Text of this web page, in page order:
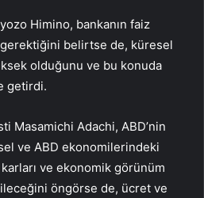
Himino, bankanın faiz
gerektiğini belirtse de, küresel
olduğunu ve bu konuda
getirdi.
Masamichi Adachi, ABD’nin
ve ABD ekonomilerindeki
ve ekonomik görünüm
öngörse de, ücret ve